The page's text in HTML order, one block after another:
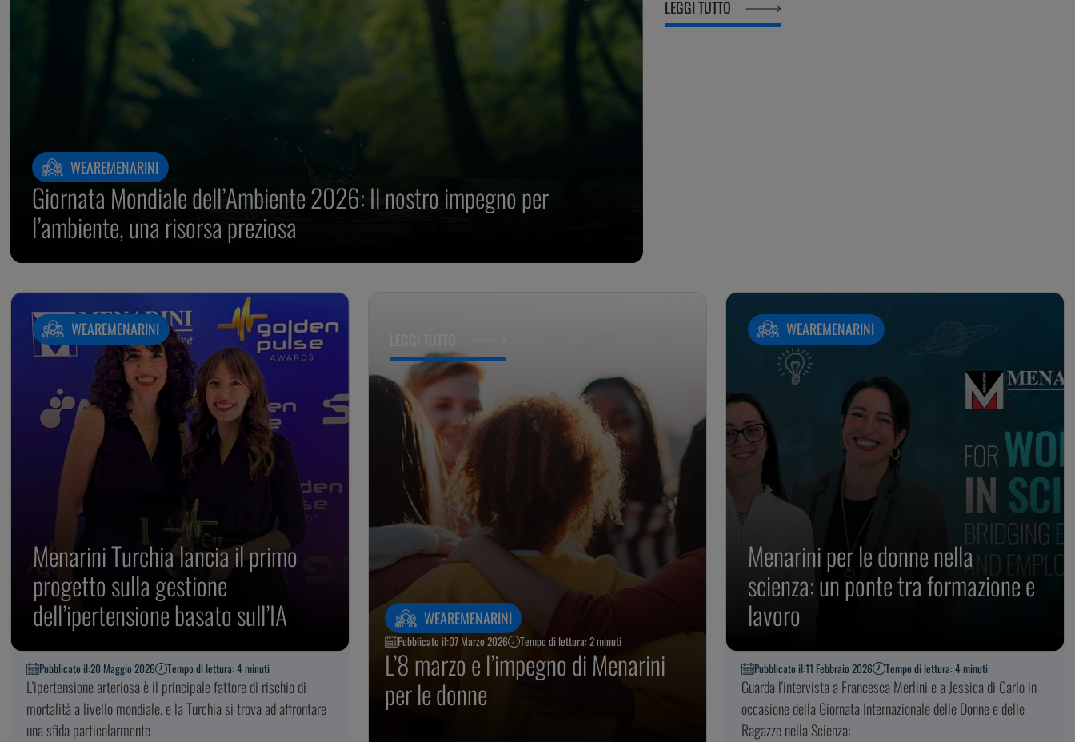
WEAREMENARINI
Giornata Mondiale dell’Ambiente 2026: Il nostro impegno per
l’ambiente, una risorsa preziosa
LEGGI TUTTO
WEAREMENARINI
Menarini Turchia lancia il primo
progetto sulla gestione
dell’ipertensione basato sull’IA
Pubblicato il:20 Maggio 2026 Tempo di lettura: 4 minuti
L’ipertensione arteriosa è il principale fattore di rischio di
mortalità a livello mondiale, e la Turchia si trova ad affrontare
una sfida particolarmente
WEAREMENARINI
Pubblicato il:07 Marzo 2026 Tempo di lettura: 2 minuti
L’8 marzo e l’impegno di Menarini
per le donne
WEAREMENARINI
Menarini per le donne nella
scienza: un ponte tra formazione e
lavoro
Pubblicato il:11 Febbraio 2026 Tempo di lettura: 4 minuti
Guarda l'intervista a Francesca Merlini e a Jessica di Carlo in
occasione della Giornata Internazionale delle Donne e delle
Ragazze nella Scienza: